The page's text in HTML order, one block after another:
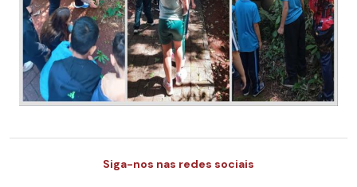
Siga-nos nas redes sociais